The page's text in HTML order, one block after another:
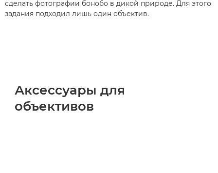
сделать фотографии бонобо в дикой природе. Для этого
задания подходил лишь один объектив.
Аксессуары для
объективов